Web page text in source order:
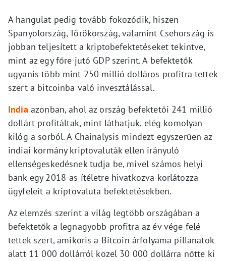
A hangulat pedig tovább fokozódik, hiszen
Spanyolország, Törökország, valamint Csehország is
jobban teljesített a kriptobefektetéseket tekintve,
mint az egy főre jutó GDP szerint. A befektetők
ugyanis több mint 250 millió dolláros profitra tettek
szert a bitcoinba való invesztálással.
India azonban, ahol az ország befektetői 241 millió
dollárt profitáltak, mint láthatjuk, elég komolyan
kilóg a sorból. A Chainalysis mindezt egyszerűen az
indiai kormány kriptovaluták ellen irányuló
ellenségeskedésnek tudja be, mivel számos helyi
bank egy 2018-as ítéletre hivatkozva korlátozza
ügyfeleit a kriptovaluta befektetésekben.
Az elemzés szerint a világ legtöbb országában a
befektetők a legnagyobb profitra az év vége felé
tettek szert, amikoris a Bitcoin árfolyama pillanatok
alatt 11 000 dollárról közel 30 000 dollárra nőtte ki